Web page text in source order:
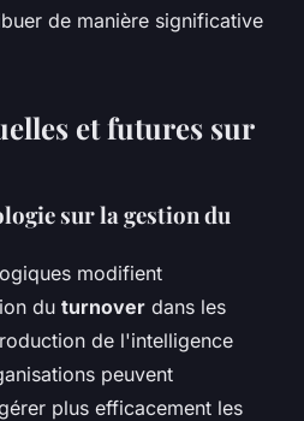
de manière significative
et futures sur
sur la gestion du
modifient
du turnover dans les
de l'intelligence
peuvent
plus efficacement les